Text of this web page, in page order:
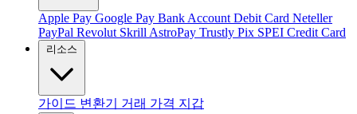
Apple Pay Google Pay Bank Account Debit Card Neteller
PayPal Revolut Skrill AstroPay Trustly Pix SPEI Credit Card
리소스
가이드 변환기 거래 가격 지갑